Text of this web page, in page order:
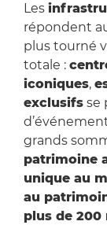
Les
répondent
plus tourné
totale :
iconiques,
exclusifsse
grands
patrimoine
unique au
au
plus de 200